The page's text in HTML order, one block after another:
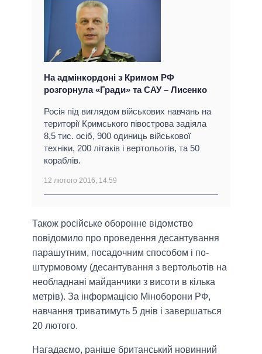
На адмінкордоні з Кримом РФ
розгорнула «Гради» та САУ – Лисенко
Росія під виглядом військових навчань на
території Кримського півострова задіяла
8,5 тис. осіб, 900 одиниць військової
техніки, 200 літаків і вертольотів, та 50
кораблів.
12 лютого 2016, 14:59
Також російське оборонне відомство
повідомило про проведення десантування
парашутним, посадочним способом і по-
штурмовому (десантування з вертольотів на
необладнані майданчики з висоти в кілька
метрів). За інформацією Міноборони РФ,
навчання триватимуть 5 днів і завершаться
20 лютого.
Нагадаємо, раніше британський новинний